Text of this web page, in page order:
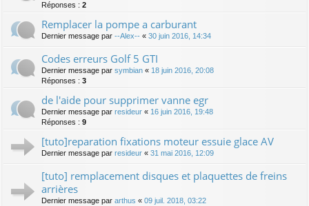
Réponses : 2
Remplacer la pompe a carburant
Dernier message par --Alex-- « 30 juin 2016, 14:34
Codes erreurs Golf 5 GTI
Dernier message par symbian « 18 juin 2016, 20:08
Réponses : 3
de l'aide pour supprimer vanne egr
Dernier message par resideur « 16 juin 2016, 19:48
Réponses : 9
[tuto]reparation fixations moteur essuie glace AV
Dernier message par resideur « 31 mai 2016, 12:09
[tuto] remplacement disques et plaquettes de freins
arrières
Dernier message par arthus « 09 juil. 2018, 03:22